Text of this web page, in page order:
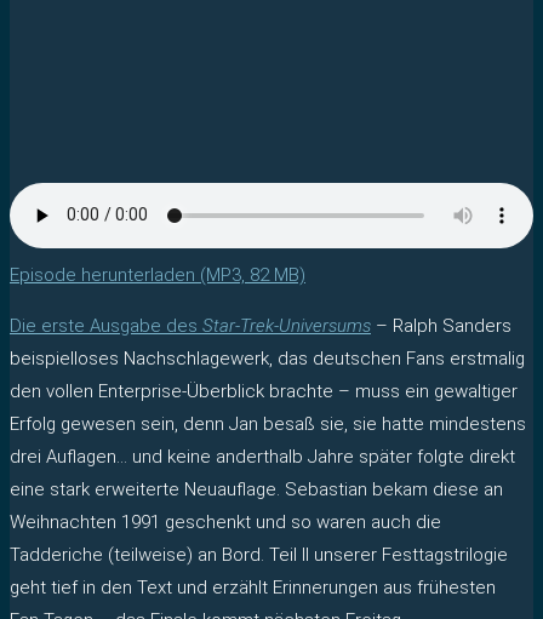
Episode herunterladen (MP3, 82 MB)
Die erste Ausgabe des Star-Trek-Universums – Ralph Sanders
beispielloses Nachschlagewerk, das deutschen Fans erstmalig
den vollen Enterprise-Überblick brachte – muss ein gewaltiger
Erfolg gewesen sein, denn Jan besaß sie, sie hatte mindestens
drei Auflagen… und keine anderthalb Jahre später folgte direkt
eine stark erweiterte Neuauflage. Sebastian bekam diese an
Weihnachten 1991 geschenkt und so waren auch die
Tadderiche (teilweise) an Bord. Teil II unserer Festtagstrilogie
geht tief in den Text und erzählt Erinnerungen aus frühesten